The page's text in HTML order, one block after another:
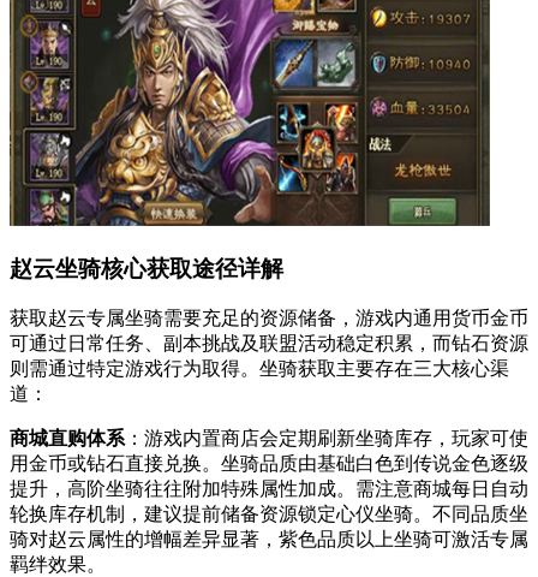
赵云坐骑核心获取途径详解
获取赵云专属坐骑需要充足的资源储备，游戏内通用货币金币
可通过日常任务、副本挑战及联盟活动稳定积累，而钻石资源
则需通过特定游戏行为取得。坐骑获取主要存在三大核心渠
道：
商城直购体系 ：游戏内置商店会定期刷新坐骑库存，玩家可使
用金币或钻石直接兑换。坐骑品质由基础白色到传说金色逐级
提升，高阶坐骑往往附加特殊属性加成。需注意商城每日自动
轮换库存机制，建议提前储备资源锁定心仪坐骑。不同品质坐
骑对赵云属性的增幅差异显著，紫色品质以上坐骑可激活专属
羁绊效果。